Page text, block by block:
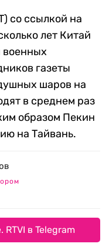
со ссылкой на
лет Китай
военных
газеты
шаров на
в среднем раз
образом Пекин
на Тайвань.
в Telegram